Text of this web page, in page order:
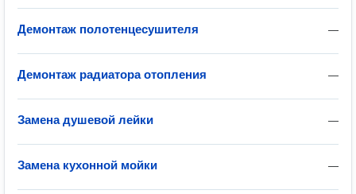
—
Демонтаж полотенцесушителя
—
Демонтаж радиатора отопления
—
Замена душевой лейки
—
Замена кухонной мойки